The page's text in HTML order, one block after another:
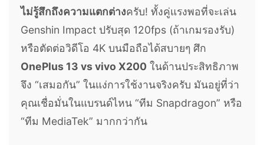
ไม่รู้สึกถึงความแตกต่างครับ! ทั้งคู่แรงพอที่จะเล่น
Genshin Impact ปรับสุด 120fps (ถ้าเกมรองรับ)
หรือตัดต่อวิดีโอ 4K บนมือถือได้สบายๆ ศึก
OnePlus 13 vs vivo X200 ในด้านประสิทธิภาพ
จึง “เสมอกัน” ในแง่การใช้งานจริงครับ มันอยู่ที่ว่า
คุณเชื่อมั่นในแบรนด์ไหน “ทีม Snapdragon” หรือ
“ทีม MediaTek” มากกว่ากัน